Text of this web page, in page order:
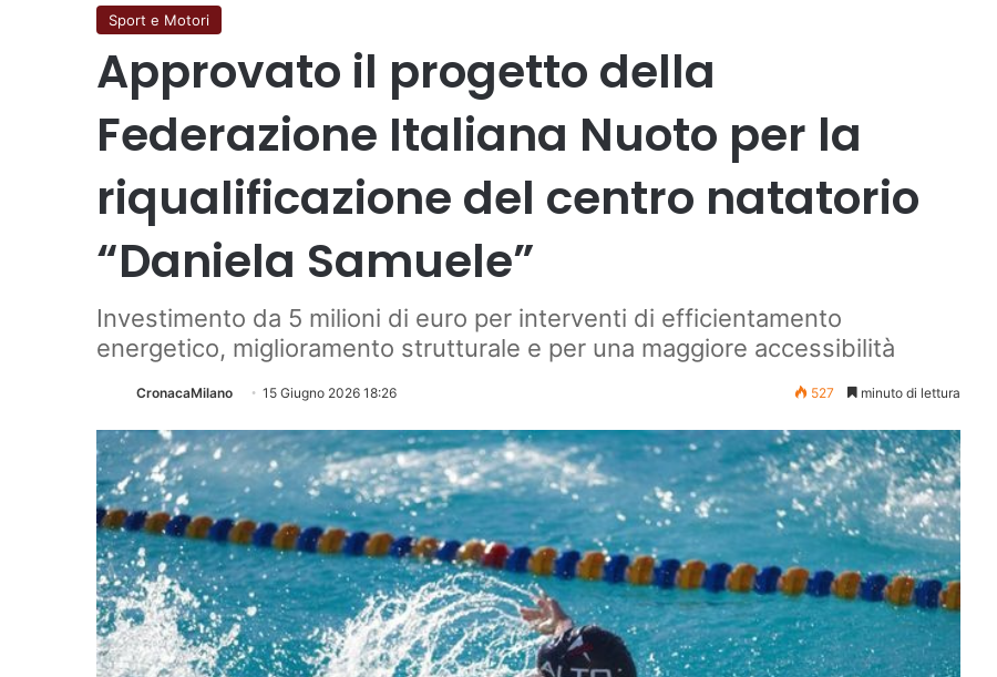
Sport e Motori
Approvato il progetto della
Federazione Italiana Nuoto per la
riqualificazione del centro natatorio
“Daniela Samuele”
Investimento da 5 milioni di euro per interventi di efficientamento
energetico, miglioramento strutturale e per una maggiore accessibilità
CronacaMilano 15 Giugno 2026 18:26 527 minuto di lettura